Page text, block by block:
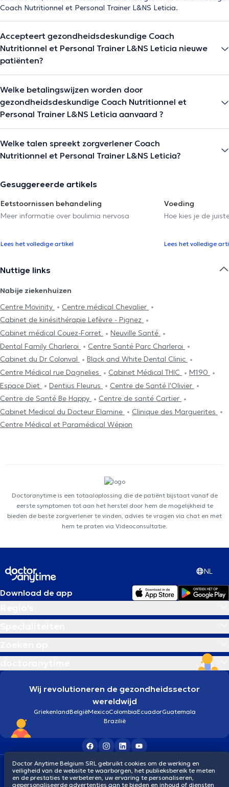
Coach Nutritionnel et Personal Trainer L&NS Leticia.
Accepteert gezondheidsdeskundige Coach
Nutritionnel et Personal Trainer L&NS Leticia nieuwe
patiënten?
Welke betalingswijzen worden door
gezondheidsdeskundige Coach Nutritionnel et
Personal Trainer L&NS Leticia aanvaard ?
Welke talen spreekt zorgverlener Coach
Nutritionnel et Personal Trainer L&NS Leticia?
Gesuggereerde artikels
Eetstoornissen behandeling
Meer informatie over boulimia nervosa
Lees het volledige artikel
Voeding
Hoe kies je de
Lees het volledige
Nuttige links
Nabije ziekenhuizen
Centre Movinity
Centre médical Chevalier
Cabinet de kinésithérapie Lefèvre - Pignez
Cabinet médical Couez-Forret
Neuville Santé
Dental Family Charleroi
Centre Santé Parc Charleroi
Cabinet du Dr Colonval
Black and White Dental Clinic
Centre Médical rue Dagnelies
Cabinet Médical THIC
M190
Espace Diet
Dentius Fleurus
Centre de Santé l'Olivier
Centre de Santé Be Happy
Centre de santé Cartier
Cabinet Medical du Docteur Elamine
Clinique des Marguerites
Centre Médical et Paramédical Wépion
Doctoranytime is een totaaloplossing die de patiënt bijstaat vanaf de
eerste symptomen tot aan het herstel door hem de mogelijkheid te
bieden de beste zorgverlener te vinden, advies te vragen via chat en met
hem te praten via Videoconsultatie.
NL
Download de app
Wij revolutioneren de gezondheidssector
wereldwijd
GriekenlandBelgiëMexicoColombiaEcuadorGuatemala
Brazilië
Algemene voorwaardenCookiesPrivacybeleid
© 2026 doctoranytime
Doctor Anytime Belgium SRL gebruikt cookies om de werking en
veiligheid van de website te waarborgen, het publieksbereik te meten
en de prestaties te verbeteren, uw ervaring te personaliseren,
gepersonaliseerde advertenties aan te bieden en inhoud of diensten